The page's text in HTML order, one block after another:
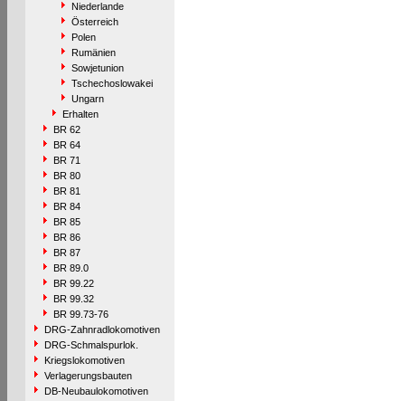
Niederlande
Österreich
Polen
Rumänien
Sowjetunion
Tschechoslowakei
Ungarn
Erhalten
BR 62
BR 64
BR 71
BR 80
BR 81
BR 84
BR 85
BR 86
BR 87
BR 89.0
BR 99.22
BR 99.32
BR 99.73-76
DRG-Zahnradlokomotiven
DRG-Schmalspurlok.
Kriegslokomotiven
Verlagerungsbauten
DB-Neubaulokomotiven